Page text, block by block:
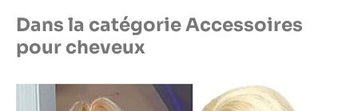
Dans la catégorie Accessoires
pour cheveux